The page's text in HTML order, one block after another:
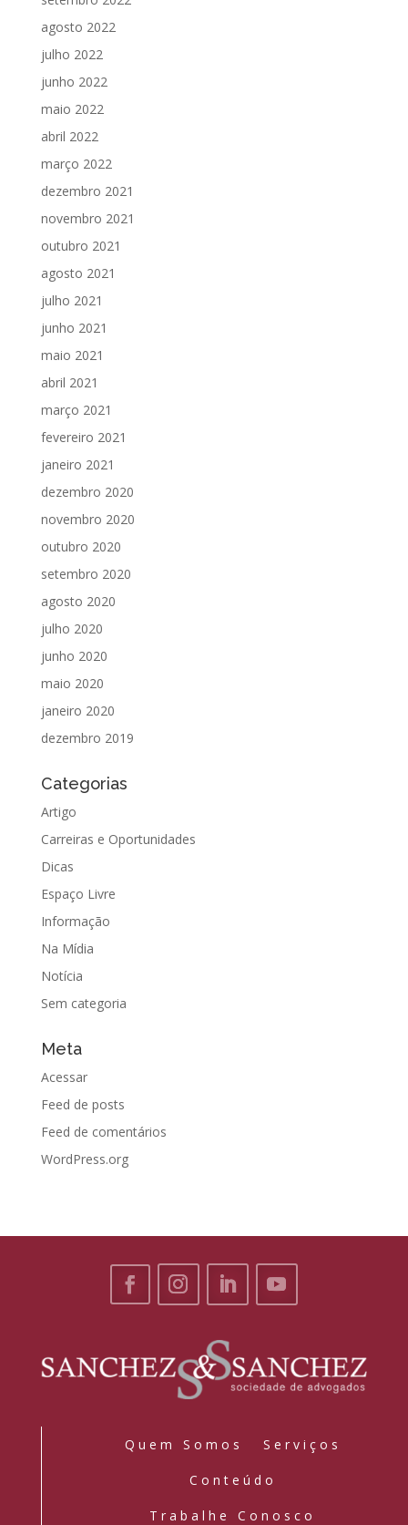
agosto 2022
julho 2022
junho 2022
maio 2022
abril 2022
março 2022
dezembro 2021
novembro 2021
outubro 2021
agosto 2021
julho 2021
junho 2021
maio 2021
abril 2021
março 2021
fevereiro 2021
janeiro 2021
dezembro 2020
novembro 2020
outubro 2020
setembro 2020
agosto 2020
julho 2020
junho 2020
maio 2020
janeiro 2020
dezembro 2019
Categorias
Artigo
Carreiras e Oportunidades
Dicas
Espaço Livre
Informação
Na Mídia
Notícia
Sem categoria
Meta
Acessar
Feed de posts
Feed de comentários
WordPress.org
Quem Somos Serviços
Conteúdo
Trabalhe Conosco